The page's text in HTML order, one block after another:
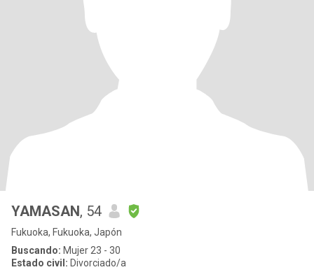
YAMASAN, 54
Fukuoka, Fukuoka, Japón
Buscando: Mujer 23 - 30
Estado civil: Divorciado/a